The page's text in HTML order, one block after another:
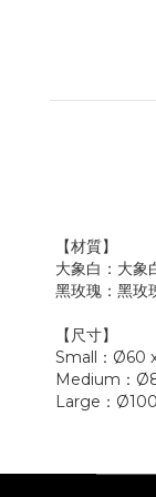
【材質】
大象白：大象
黑玫瑰：黑玫
【尺寸】
Small：Ø60
Medium：
Large：Ø100